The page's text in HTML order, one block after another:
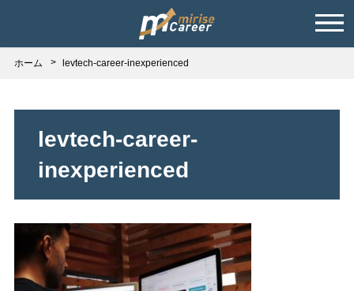
ホーム levtech-career-inexperienced
levtech-career-
inexperienced